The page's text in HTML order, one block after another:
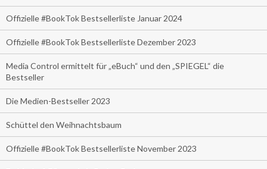
Offizielle #BookTok Bestsellerliste Januar 2024
Offizielle #BookTok Bestsellerliste Dezember 2023
Media Control ermittelt für „eBuch“ und den „SPIEGEL“ die
Bestseller
Die Medien-Bestseller 2023
Schüttel den Weihnachtsbaum
Offizielle #BookTok Bestsellerliste November 2023